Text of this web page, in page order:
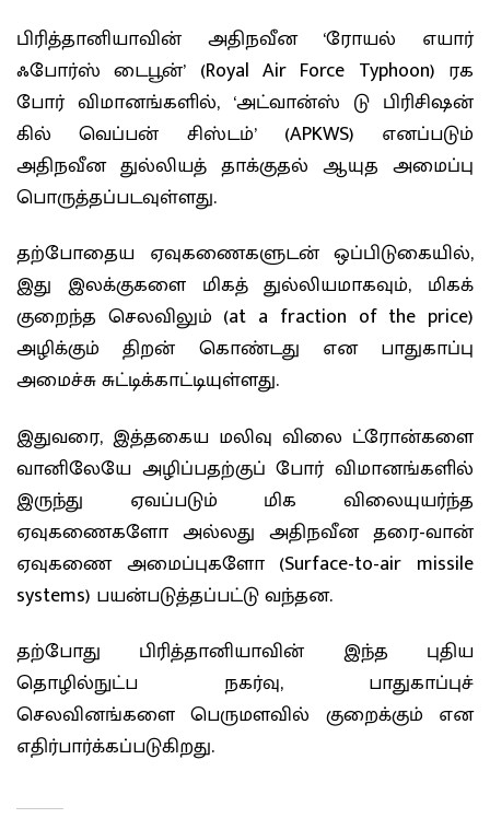
பிரித்தானியாவின் அதிநவீன ‘ரோயல் எயார்
ஃபோர்ஸ் டைபூன்’ (Royal Air Force Typhoon) ரக
போர் விமானங்களில், ‘அட்வான்ஸ் டு பிரிசிஷன்
கில் வெப்பன் சிஸ்டம்’ (APKWS) எனப்படும்
அதிநவீன துல்லியத் தாக்குதல் ஆயுத அமைப்பு
பொருத்தப்படவுள்ளது.
தற்போதைய ஏவுகணைகளுடன் ஒப்பிடுகையில்,
இது இலக்குகளை மிகத் துல்லியமாகவும், மிகக்
குறைந்த செலவிலும் (at a fraction of the price)
அழிக்கும் திறன் கொண்டது என பாதுகாப்பு
அமைச்சு சுட்டிக்காட்டியுள்ளது.
இதுவரை, இத்தகைய மலிவு விலை ட்ரோன்களை
வானிலேயே அழிப்பதற்குப் போர் விமானங்களில்
இருந்து ஏவப்படும் மிக விலையுயர்ந்த
ஏவுகணைகளோ அல்லது அதிநவீன தரை-வான்
ஏவுகணை அமைப்புகளோ (Surface-to-air missile
systems) பயன்படுத்தப்பட்டு வந்தன.
தற்போது பிரித்தானியாவின் இந்த புதிய
தொழில்நுட்ப நகர்வு, பாதுகாப்புச்
செலவினங்களை பெருமளவில் குறைக்கும் என
எதிர்பார்க்கப்படுகிறது.